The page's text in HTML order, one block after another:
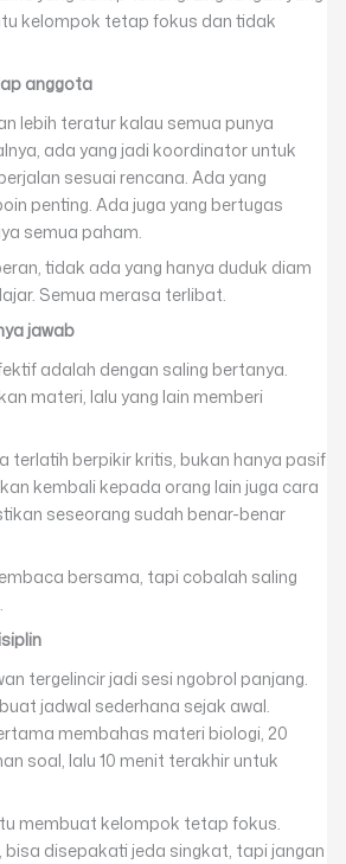
kelompok tetap fokus dan tidak
anggota
lebih teratur kalau semua punya
ada yang jadi koordinator untuk
sesuai rencana. Ada yang
penting. Ada juga yang bertugas
semua paham.
tidak ada yang hanya duduk diam
Semua merasa terlibat.
jawab
adalah dengan saling bertanya.
materi, lalu yang lain memberi
terlatih berpikir kritis, bukan hanya pasif
kembali kepada orang lain juga cara
seseorang sudah benar-benar
bersama, tapi cobalah saling
tergelincir jadi sesi ngobrol panjang.
jadwal sederhana sejak awal.
membahas materi biologi, 20
soal, lalu 10 menit terakhir untuk
membuat kelompok tetap fokus.
bisa disepakati jeda singkat, tapi jangan